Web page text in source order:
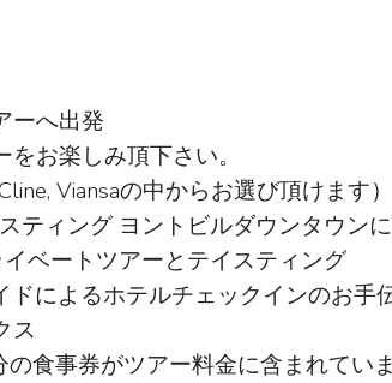
ーへ出発
お楽しみ頂下さい。
Viansaの中からお選び頂けます）
ティング ヨントビルダウンタウン
イベートツアーとテイスティング
によるホテルチェックインのお手
ス
食事券がツアー料金に含まれていま